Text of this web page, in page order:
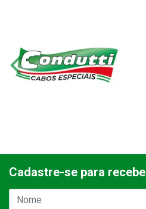
Cadastre-se para